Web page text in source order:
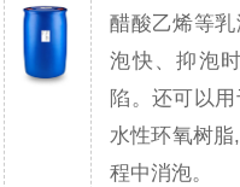
醋酸乙烯等
泡快、抑泡
陷。还可以
水性环氧树
程中消泡。